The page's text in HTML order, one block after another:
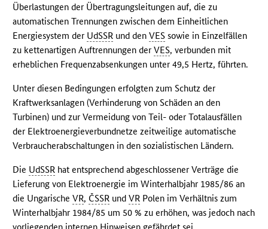
Überlastungen der Übertragungsleitungen auf, die zu
automatischen Trennungen zwischen dem Einheitlichen
Energiesystem der UdSSR und denVES sowie in Einzelfällen
zu kettenartigen Auftrennungen derVES, verbunden mit
erheblichen Frequenzabsenkungen unter 49,5 Hertz, führten.
Unter diesen Bedingungen erfolgten zum Schutz der
Kraftwerksanlagen (Verhinderung von Schäden an den
Turbinen) und zur Vermeidung von Teil- oder Totalausfällen
der Elektroenergieverbundnetze zeitweilige automatische
Verbraucherabschaltungen in den sozialistischen Ländern.
Die UdSSR hat entsprechend abgeschlossener Verträge die
Lieferung von Elektroenergie im Winterhalbjahr 1985/86 an
die UngarischeVR, ČSSR undVR Polen im Verhältnis zum
Winterhalbjahr 1984/85 um 50 % zu erhöhen, was jedoch nach
vorliegenden internen Hinweisen gefährdet sei.